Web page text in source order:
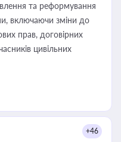
та реформування
включаючи зміни до
прав, договірних
цивільних
+46